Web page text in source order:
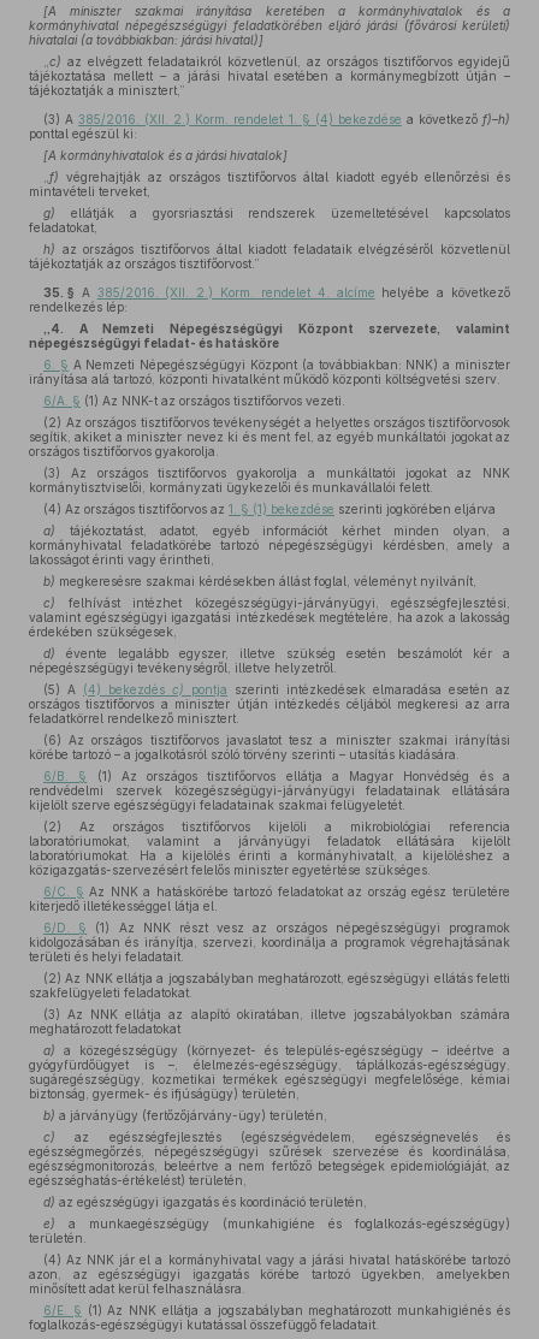
[A miniszter szakmai irányítása keretében a kormányhivatalok és a
kormányhivatal népegészségügyi feladatkörében eljáró járási (fővárosi kerületi)
hivatalai (a továbbiakban: járási hivatal)]
c) az elvégzett feladataikról közvetlenül, az országos tisztifőorvos egyidejű
tájékoztatása mellett – a járási hivatal esetében a kormánymegbízott útján –
tájékoztatják a minisztert,”
(3) A385/2016. (XII. 2.) Korm. rendelet 1. § (4) bekezdése a következőf)–h)
ponttal egészül ki:
[A kormányhivatalok és a járási hivatalok]
f) végrehajtják az országos tisztifőorvos által kiadott egyéb ellenőrzési és
mintavételi terveket,
g) ellátják a gyorsriasztási rendszerek üzemeltetésével kapcsolatos
feladatokat,
h) az országos tisztifőorvos által kiadott feladataik elvégzéséről közvetlenül
tájékoztatják az országos tisztifőorvost.”
35. § A 385/2016. (XII. 2.) Korm. rendelet 4. alcíme helyébe a következő
rendelkezés lép:
„4. A Nemzeti Népegészségügyi Központ szervezete, valamint
népegészségügyi feladat- és hatásköre
6. § A Nemzeti Népegészségügyi Központ (a továbbiakban: NNK) a miniszter
irányítása alá tartozó, központi hivatalként működő központi költségvetési szerv.
6/A. § (1) Az NNK-t az országos tisztifőorvos vezeti.
(2) Az országos tisztifőorvos tevékenységét a helyettes országos tisztifőorvosok
segítik, akiket a miniszter nevez ki és ment fel, az egyéb munkáltatói jogokat az
országos tisztifőorvos gyakorolja.
(3) Az országos tisztifőorvos gyakorolja a munkáltatói jogokat az NNK
kormánytisztviselői, kormányzati ügykezelői és munkavállalói felett.
(4) Az országos tisztifőorvos az 1. § (1) bekezdése szerinti jogkörében eljárva
a) tájékoztatást, adatot, egyéb információt kérhet minden olyan, a
kormányhivatal feladatkörébe tartozó népegészségügyi kérdésben, amely a
lakosságot érinti vagy érintheti,
b) megkeresésre szakmai kérdésekben állást foglal, véleményt nyilvánít,
c) felhívást intézhet közegészségügyi-járványügyi, egészségfejlesztési,
valamint egészségügyi igazgatási intézkedések megtételére, ha azok a lakosság
érdekében szükségesek,
d) évente legalább egyszer, illetve szükség esetén beszámolót kér a
népegészségügyi tevékenységről, illetve helyzetről.
(5) A (4) bekezdés c) pontja szerinti intézkedések elmaradása esetén az
országos tisztifőorvos a miniszter útján intézkedés céljából megkeresi az arra
feladatkörrel rendelkező minisztert.
(6) Az országos tisztifőorvos javaslatot tesz a miniszter szakmai irányítási
körébe tartozó – a jogalkotásról szóló törvény szerinti – utasítás kiadására.
6/B. §
(1) Az országos tisztifőorvos ellátja a Magyar Honvédség és a
rendvédelmi szervek közegészségügyi-járványügyi feladatainak ellátására
kijelölt szerve egészségügyi feladatainak szakmai felügyeletét.
(2) Az országos tisztifőorvos kijelöli a mikrobiológiai referencia
laboratóriumokat, valamint a járványügyi feladatok ellátására kijelölt
laboratóriumokat. Ha a kijelölés érinti a kormányhivatalt, a kijelöléshez a
közigazgatás-szervezésért felelős miniszter egyetértése szükséges.
6/C. § Az NNK a hatáskörébe tartozó feladatokat az ország egész területére
kiterjedő illetékességgel látja el.
6/D. §
(1) Az NNK részt vesz az országos népegészségügyi programok
kidolgozásában és irányítja, szervezi, koordinálja a programok végrehajtásának
területi és helyi feladatait.
(2) Az NNK ellátja a jogszabályban meghatározott, egészségügyi ellátás feletti
szakfelügyeleti feladatokat.
(3) Az NNK ellátja az alapító okiratában, illetve jogszabályokban számára
meghatározott feladatokat
a) a közegészségügy (környezet- és település-egészségügy – ideértve a
gyógyfürdőügyet is –, élelmezés-egészségügy, táplálkozás-egészségügy,
sugáregészségügy, kozmetikai termékek egészségügyi megfelelősége, kémiai
biztonság, gyermek- és ifjúságügy) területén,
b) a járványügy (fertőzőjárvány-ügy) területén,
c) az egészségfejlesztés (egészségvédelem, egészségnevelés és
egészségmegőrzés, népegészségügyi szűrések szervezése és koordinálása,
egészségmonitorozás, beleértve a nem fertőző betegségek epidemiológiáját, az
egészséghatás-értékelést) területén,
d) az egészségügyi igazgatás és koordináció területén,
e) a munkaegészségügy (munkahigiéne és foglalkozás-egészségügy)
területén.
(4) Az NNK jár el a kormányhivatal vagy a járási hivatal hatáskörébe tartozó
azon, az egészségügyi igazgatás körébe tartozó ügyekben, amelyekben
minősített adat kerül felhasználásra.
6/E. § (1) Az NNK ellátja a jogszabályban meghatározott munkahigiénés és
foglalkozás-egészségügyi kutatással összefüggő feladatait.